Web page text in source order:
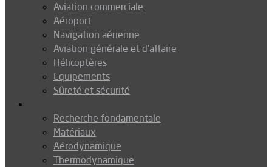
Aviation commerciale
Aéroport
Navigation aérienne
Aviation générale et d’affaire
Hélicoptères
Equipements
Sûreté et sécurité
Recherche fondamentale
Matériaux
Aérodynamique
Thermodynamique